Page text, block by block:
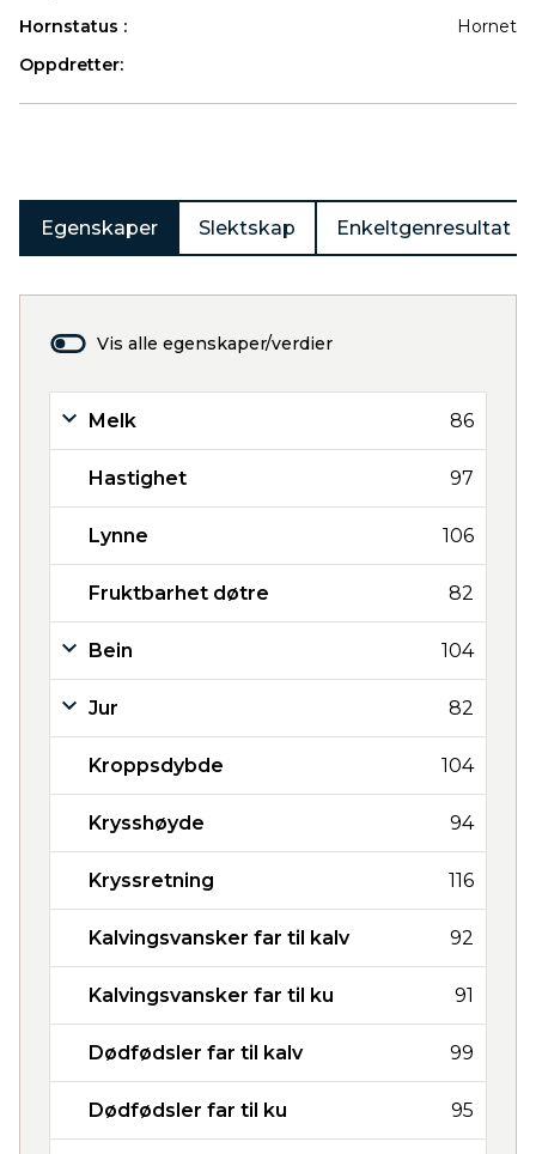
Hornstatus :
Hornet
Oppdretter:
Egenskaper Slektskap Enkeltgenresultat
Vis alle egenskaper/verdier
Melk 86
Hastighet 97
Lynne 106
Fruktbarhet døtre 82
Bein 104
Jur 82
Kroppsdybde 104
Krysshøyde 94
Kryssretning 116
Kalvingsvansker far til kalv 92
Kalvingsvansker far til ku 91
Dødfødsler far til kalv 99
Dødfødsler far til ku 95